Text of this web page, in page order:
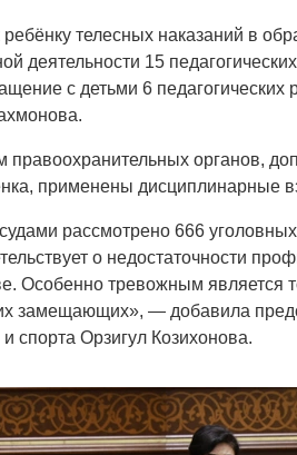
телесных наказаний в
деятельности 15
с детьми 6
правоохранительных органов,
применены дисциплинарные
рассмотрено 666
о недостаточности
Особенно тревожным является
замещающих», — добавила
спорта Орзигул Козихонова.